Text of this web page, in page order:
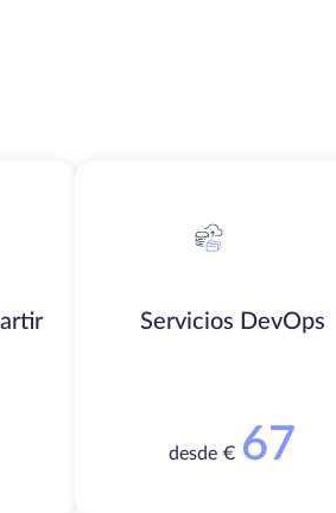
Servicios DevOps
desde € 67